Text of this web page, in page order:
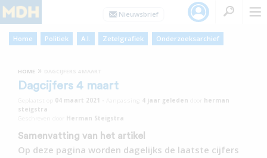
Home Politiek A.I. Zetelgrafiek Onderzoeksarchief
HOME »
Dagcijfers 4 maart
04 maart 2021 4 jaar geleden
herman
steigstra
Herman Steigstra
Samenvatting van het artikel
Op deze pagina worden dagelijks de laatste cijfers